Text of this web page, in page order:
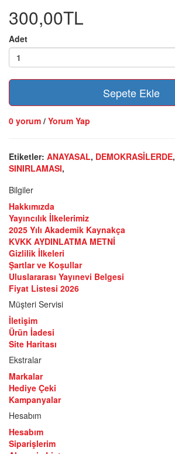
300,00TL
Adet
Sepete Ekle
0 yorum / Yorum Yap
Etiketler: ANAYASAL, DEMOKRASİLERDE,
SINIRLAMASI,
Bilgiler
Hakkımızda
Yayıncılık İlkelerimiz
2025 Yılı Akademik Kaynakça
KVKK AYDINLATMA METNİ
Gizlilik İlkeleri
Şartlar ve Koşullar
Uluslararası Yayınevi Belgesi
Fiyat Listesi 2026
Müşteri Servisi
İletişim
Ürün İadesi
Site Haritası
Ekstralar
Markalar
Hediye Çeki
Kampanyalar
Hesabım
Hesabım
Siparişlerim